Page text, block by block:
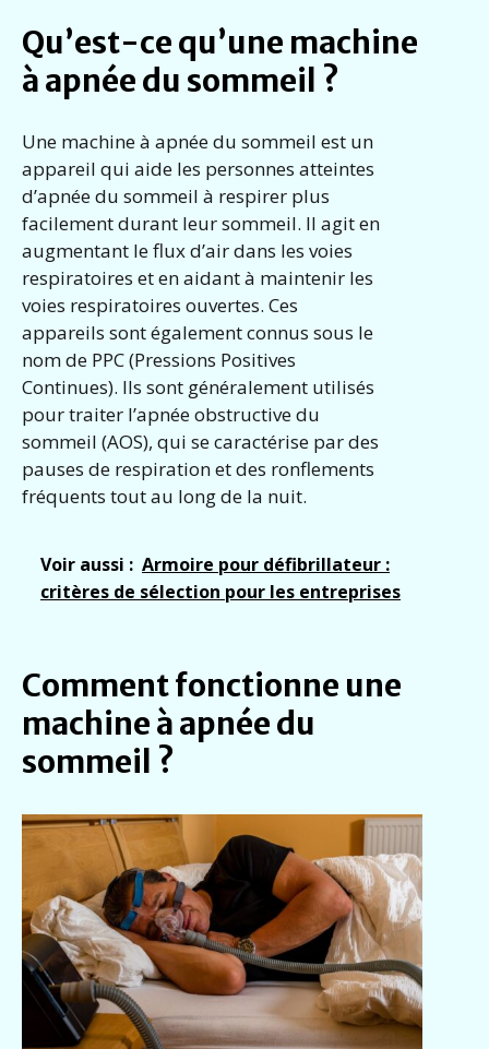
Qu’est-ce qu’une machine
à apnée du sommeil ?
Une machine à apnée du sommeil est un
appareil qui aide les personnes atteintes
d’apnée du sommeil à respirer plus
facilement durant leur sommeil. Il agit en
augmentant le flux d’air dans les voies
respiratoires et en aidant à maintenir les
voies respiratoires ouvertes. Ces
appareils sont également connus sous le
nom de PPC (Pressions Positives
Continues). Ils sont généralement utilisés
pour traiter l’apnée obstructive du
sommeil (AOS), qui se caractérise par des
pauses de respiration et des ronflements
fréquents tout au long de la nuit.
Voir aussi : Armoire pour défibrillateur :
critères de sélection pour les entreprises
Comment fonctionne une
machine à apnée du
sommeil ?